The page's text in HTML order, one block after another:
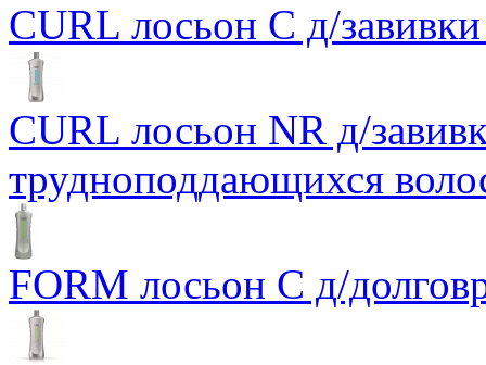
CURL лосьон C д/
CURL лосьон NR д/
трудноподдающихся
FORM лосьон С д/